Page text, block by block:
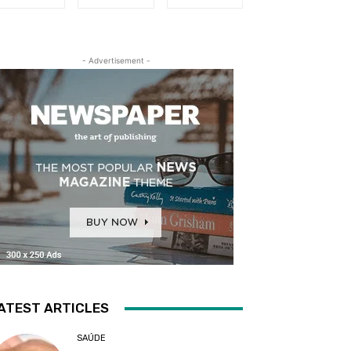
- Advertisement -
ARTICLES
SAÚDE